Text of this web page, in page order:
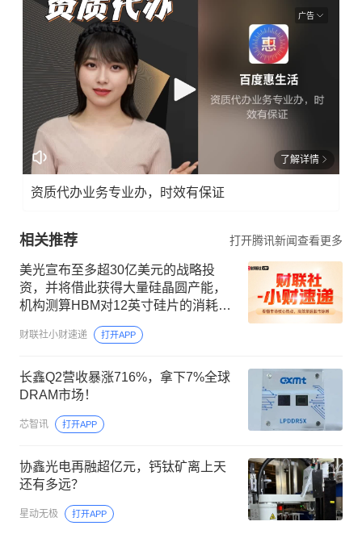
广告
了解详情
资质代办业务专业办，时效有保证
相关推荐 打开腾讯新闻查看更多
美光宣布至多超30亿美元的战略投
资，并将借此获得大量硅晶圆产能，
机构测算HBM对12英寸硅片的消耗是
主流DRAM的3倍
财联社小财速递 打开APP
长鑫Q2营收暴涨716%，拿下7%全球
DRAM市场！
芯智讯 打开APP
协鑫光电再融超亿元，钙钛矿离上天
还有多远？
星动无极 打开APP